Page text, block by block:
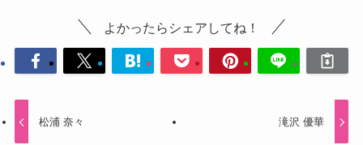
よかったらシェアしてね！
松浦 奈々 滝沢 優華